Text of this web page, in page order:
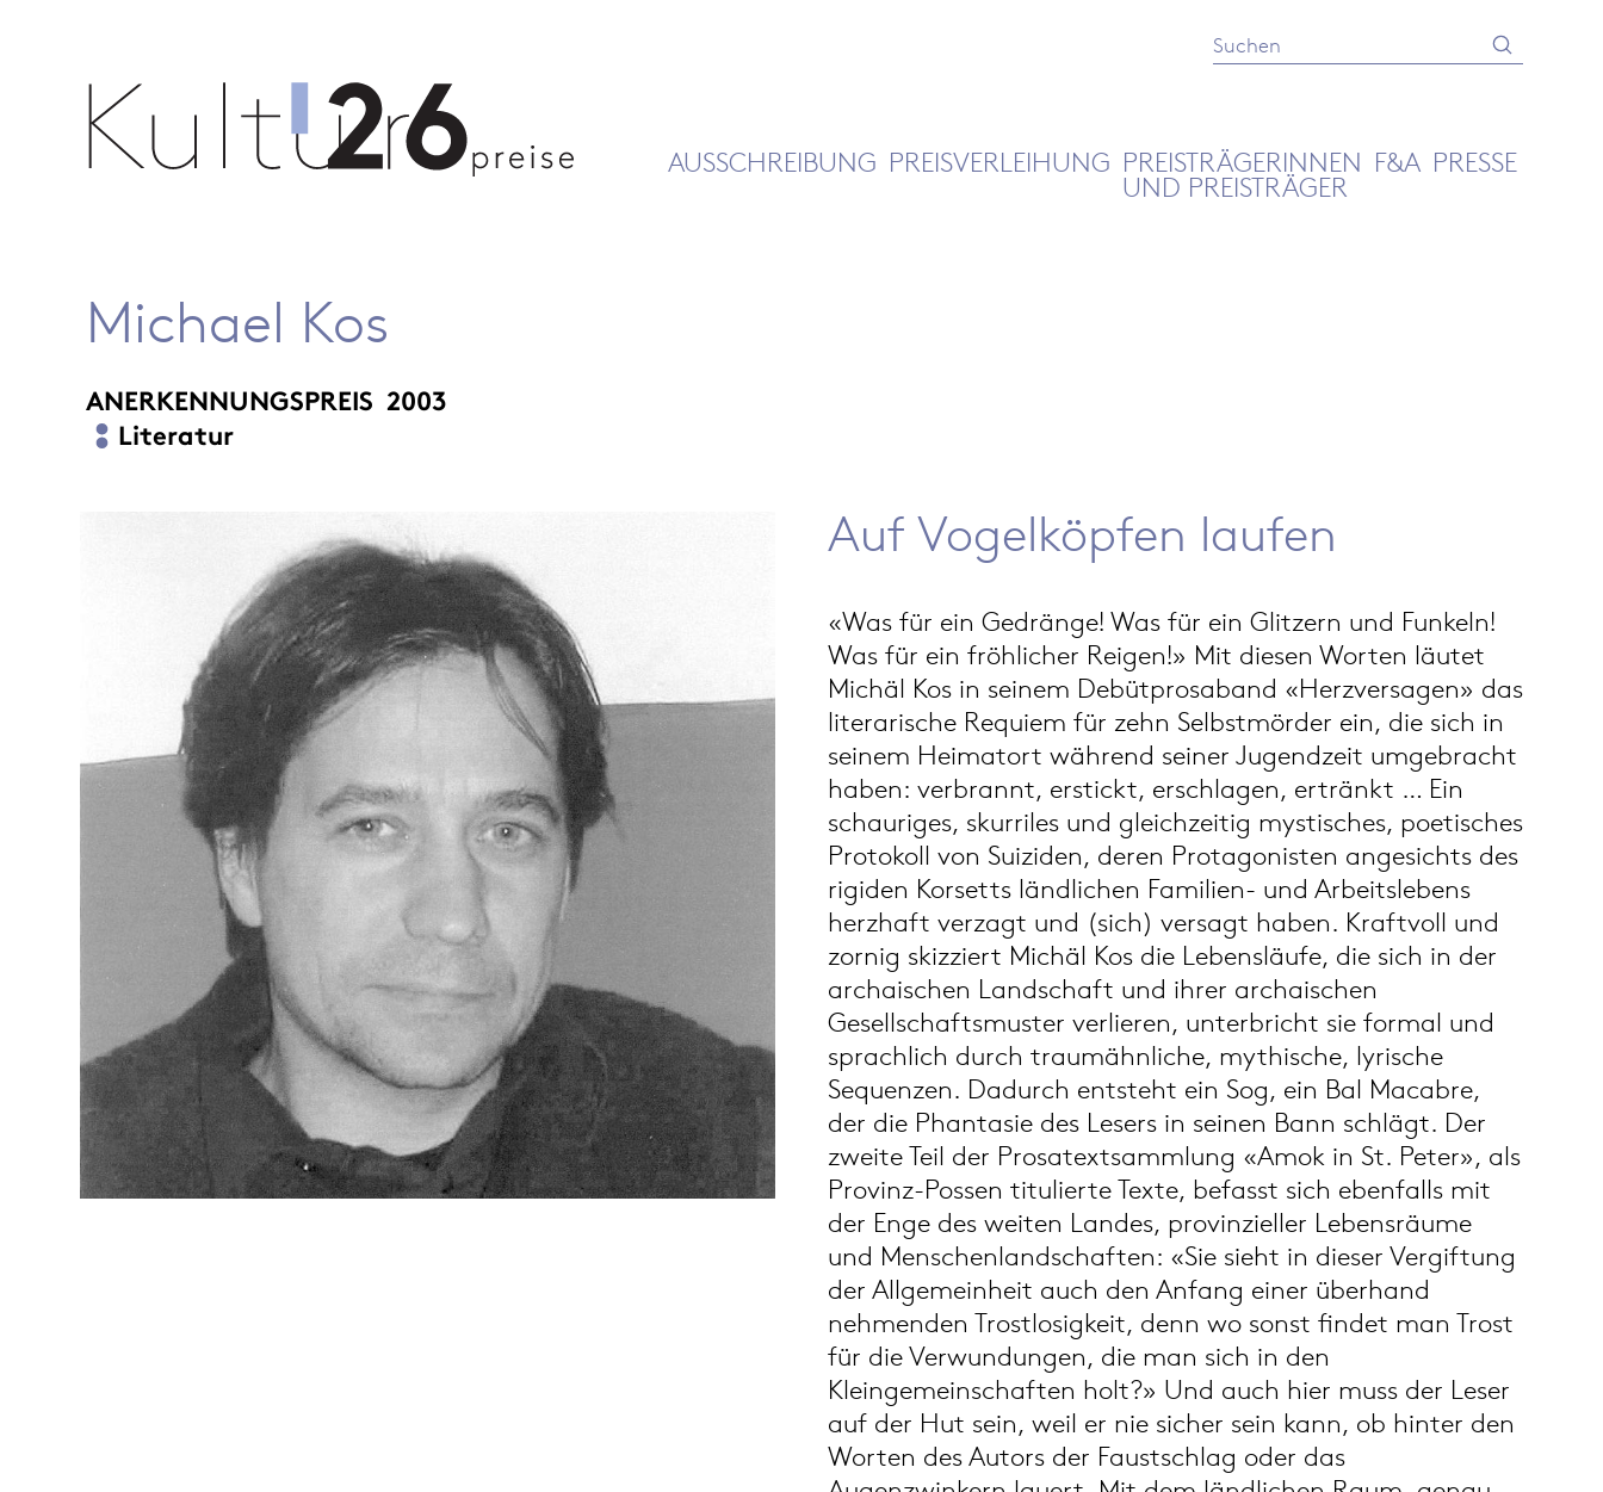
Suche
Absenden
AUSSCHREIBUNG PREISVERLEIHUNG PREISTRÄGERINNEN
UND PREISTRÄGER
F&A PRESSE
Michael Kos
ANERKENNUNGSPREIS 2003
Literatur
Auf Vogelköpfen laufen
«Was für ein Gedränge! Was für ein Glitzern und Funkeln!
Was für ein fröhlicher Reigen!» Mit diesen Worten läutet
Michäl Kos in seinem Debütprosaband «Herzversagen» das
literarische Requiem für zehn Selbstmörder ein, die sich in
seinem Heimatort während seiner Jugendzeit umgebracht
haben: verbrannt, erstickt, erschlagen, ertränkt … Ein
schauriges, skurriles und gleichzeitig mystisches, poetisches
Protokoll von Suiziden, deren Protagonisten angesichts des
rigiden Korsetts ländlichen Familien- und Arbeitslebens
herzhaft verzagt und (sich) versagt haben. Kraftvoll und
zornig skizziert Michäl Kos die Lebensläufe, die sich in der
archaischen Landschaft und ihrer archaischen
Gesellschaftsmuster verlieren, unterbricht sie formal und
sprachlich durch traumähnliche, mythische, lyrische
Sequenzen. Dadurch entsteht ein Sog, ein Bal Macabre,
der die Phantasie des Lesers in seinen Bann schlägt. Der
zweite Teil der Prosatextsammlung «Amok in St. Peter», als
Provinz-Possen titulierte Texte, befasst sich ebenfalls mit
der Enge des weiten Landes, provinzieller Lebensräume
und Menschenlandschaften: «Sie sieht in dieser Vergiftung
der Allgemeinheit auch den Anfang einer überhand
nehmenden Trostlosigkeit, denn wo sonst findet man Trost
für die Verwundungen, die man sich in den
Kleingemeinschaften holt?» Und auch hier muss der Leser
auf der Hut sein, weil er nie sicher sein kann, ob hinter den
Worten des Autors der Faustschlag oder das